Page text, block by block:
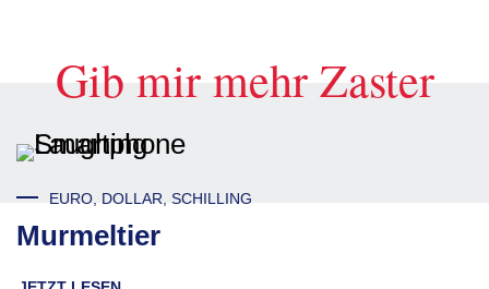
Gib mir mehr Zaster
EURO, DOLLAR, SCHILLING
Murmeltier